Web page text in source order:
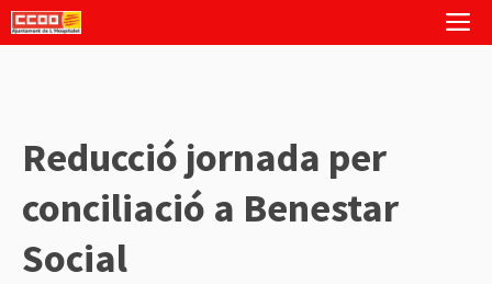
Vés
al
Reducció jornada per
conciliació a Benestar
Social